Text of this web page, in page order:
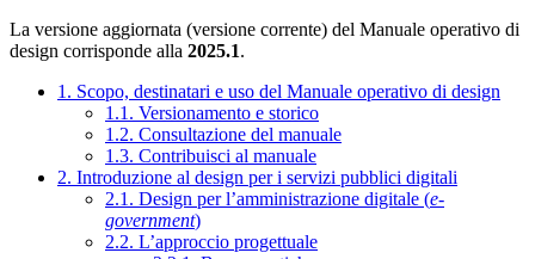
La versione aggiornata (versione corrente) del Manuale operativo di
design corrisponde alla 2025.1.
1. Scopo, destinatari e uso del Manuale operativo di design
1.1. Versionamento e storico
1.2. Consultazione del manuale
1.3. Contribuisci al manuale
2. Introduzione al design per i servizi pubblici digitali
2.1. Design per l’amministrazione digitale (e-
government)
2.2. L’approccio progettuale